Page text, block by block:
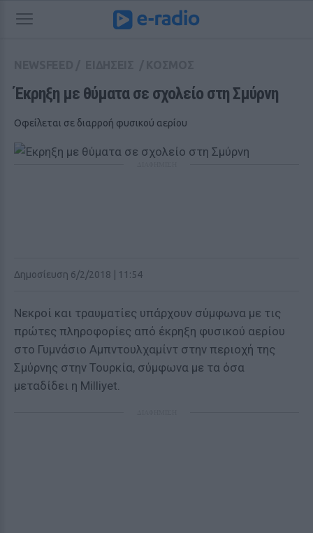
Έκρηξη με θύματα σε σχολείο στη Σμύρνη
Οφείλεται σε διαρροή φυσικού αερίου
Δημοσίευση 6/2/2018 | 11:54
Νεκροί και τραυματίες υπάρχουν σύμφωνα με τις
πρώτες πληροφορίες από έκρηξη φυσικού αερίου
στο Γυμνάσιο Αμπντουλχαμίντ στην περιοχή της
Σμύρνης στην Τουρκία, σύμφωνα με τα όσα
μεταδίδει η Milliyet.